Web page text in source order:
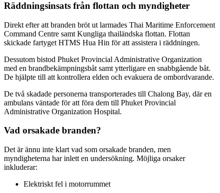
Räddningsinsats från flottan och myndigheter
Direkt efter att branden bröt ut larmades Thai Maritime Enforcement
Command Centre samt Kungliga thailändska flottan. Flottan
skickade fartyget HTMS Hua Hin för att assistera i räddningen.
Dessutom bistod Phuket Provincial Administrative Organization
med en brandbekämpningsbåt samt ytterligare en snabbgående båt.
De hjälpte till att kontrollera elden och evakuera de ombordvarande.
De två skadade personerna transporterades till Chalong Bay, där en
ambulans väntade för att föra dem till Phuket Provincial
Administrative Organization Hospital.
Vad orsakade branden?
Det är ännu inte klart vad som orsakade branden, men
myndigheterna har inlett en undersökning. Möjliga orsaker
inkluderar:
Elektriskt fel i motorrummet